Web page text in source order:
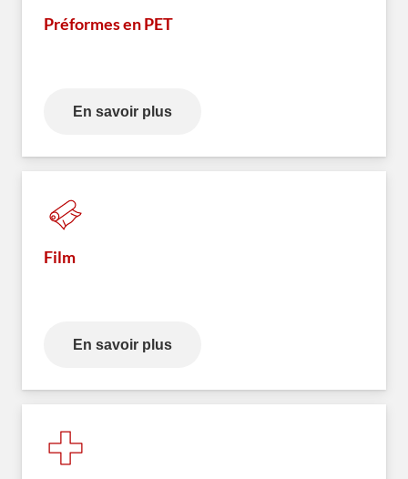
Préformes en PET
En savoir plus
Film
En savoir plus